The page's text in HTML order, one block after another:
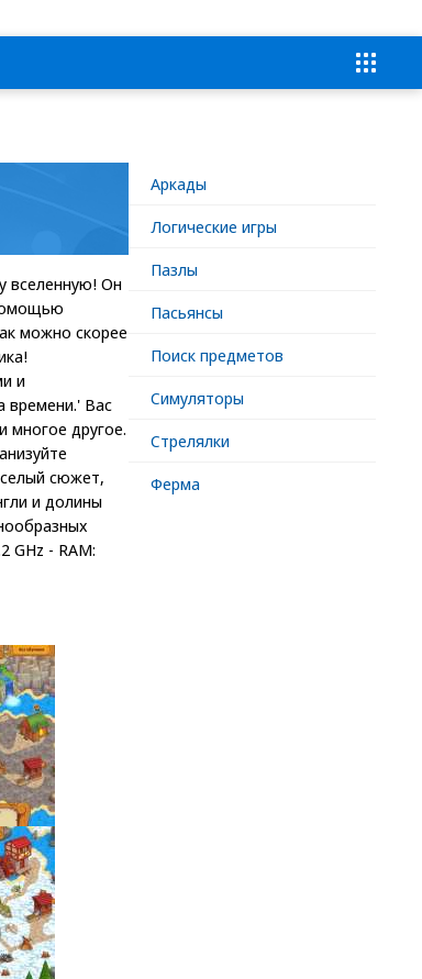
вселенную! Он
можно скорее
и
времени.' Вас
многое другое.
сюжет,
и долины
GHz - RAM:
Аркады
Логические игры
Пазлы
Пасьянсы
Поиск предметов
Симуляторы
Стрелялки
Ферма